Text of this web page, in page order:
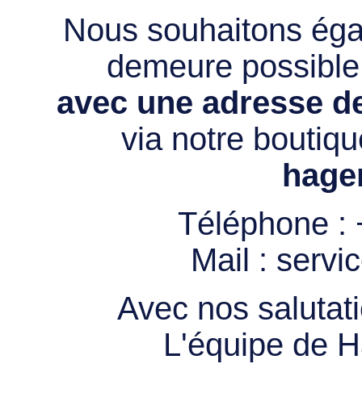
Nous souhaitons
demeure
avec une adresse
via notre
Téléphone :
Mail :
Avec nos
L'équipe de